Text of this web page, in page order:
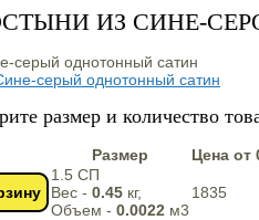
ИЗ СИНЕ-
размер и количество
Размер Цена от
1.5 СП
Вес - 0.45 кг,
Объем - 0.0022 м3
1835